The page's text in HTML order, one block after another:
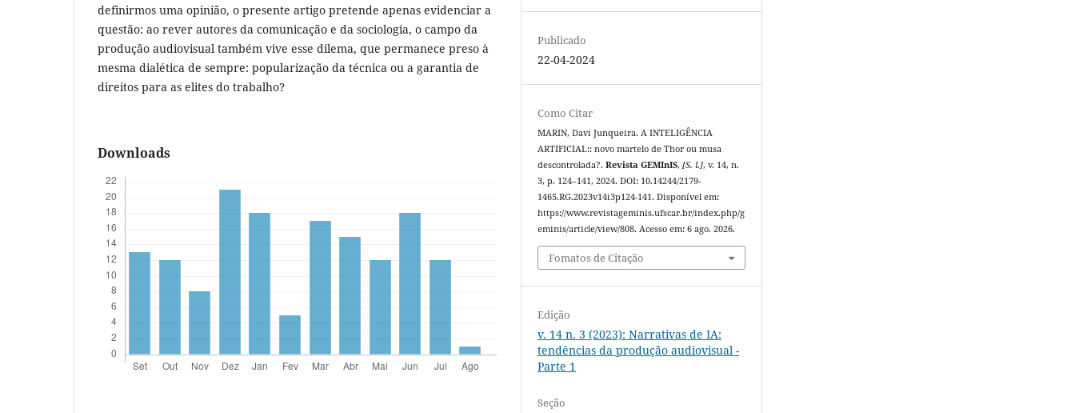
definirmos uma opinião, o presente artigo pretende apenas evidenciar a
questão: ao rever autores da comunicação e da sociologia, o campo da
produção audiovisual também vive esse dilema, que permanece preso à
mesma dialética de sempre: popularização da técnica ou a garantia de
direitos para as elites do trabalho?
Downloads
Publicado
22-04-2024
Como Citar
MARIN, Davi Junqueira. A INTELIGÊNCIA
ARTIFICIAL:: novo martelo de Thor ou musa
descontrolada?.Revista GEMInIS,[S. l.], v. 14, n.
3, p. 124–141, 2024. DOI: 10.14244/2179-
1465.RG.2023v14i3p124-141. Disponível em:
https://www.revistageminis.ufscar.br/index.php/g
eminis/article/view/808. Acesso em: 6 ago. 2026.
Fomatos de Citação
Edição
v. 14 n. 3 (2023): Narrativas de IA:
tendências da produção audiovisual -
Parte 1
Seção